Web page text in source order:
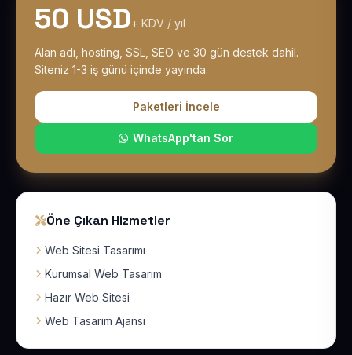
50 USD+ KDV / yıl
Alan adı, hosting, SSL, SEO ve 30 gün destek dahil.
Siteniz 1-3 iş günü içinde yayında.
Paketleri İncele
WhatsApp'tan Sor
Öne Çıkan Hizmetler
Web Sitesi Tasarımı
Kurumsal Web Tasarım
Hazır Web Sitesi
Web Tasarım Ajansı